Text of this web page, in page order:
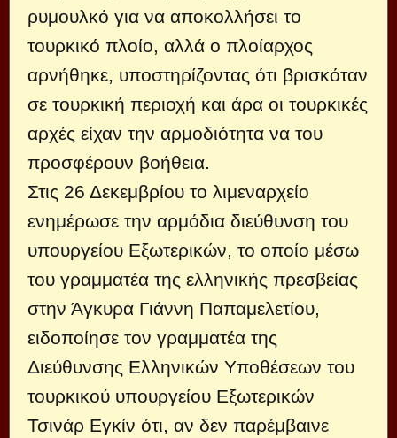
ρυμουλκό για να αποκολλήσει το
τουρκικό πλοίο, αλλά ο πλοίαρχος
αρνήθηκε, υποστηρίζοντας ότι βρισκόταν
σε τουρκική περιοχή και άρα οι τουρκικές
αρχές είχαν την αρμοδιότητα να του
προσφέρουν βοήθεια.
Στις 26 Δεκεμβρίου το λιμεναρχείο
ενημέρωσε την αρμόδια διεύθυνση του
υπουργείου Εξωτερικών, το οποίο μέσω
του γραμματέα της ελληνικής πρεσβείας
στην Άγκυρα Γιάννη Παπαμελετίου,
ειδοποίησε τον γραμματέα της
Διεύθυνσης Ελληνικών Υποθέσεων του
τουρκικού υπουργείου Εξωτερικών
Τσινάρ Εγκίν ότι, αν δεν παρέμβαινε